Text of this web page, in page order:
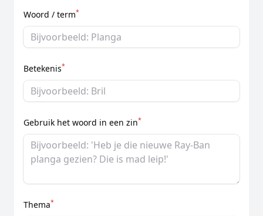
Woord / term*
Betekenis*
Gebruik het woord in een zin*
Thema*